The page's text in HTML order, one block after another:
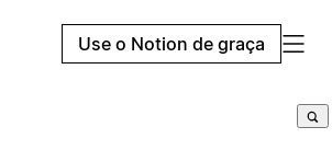
Use o Notion de graça